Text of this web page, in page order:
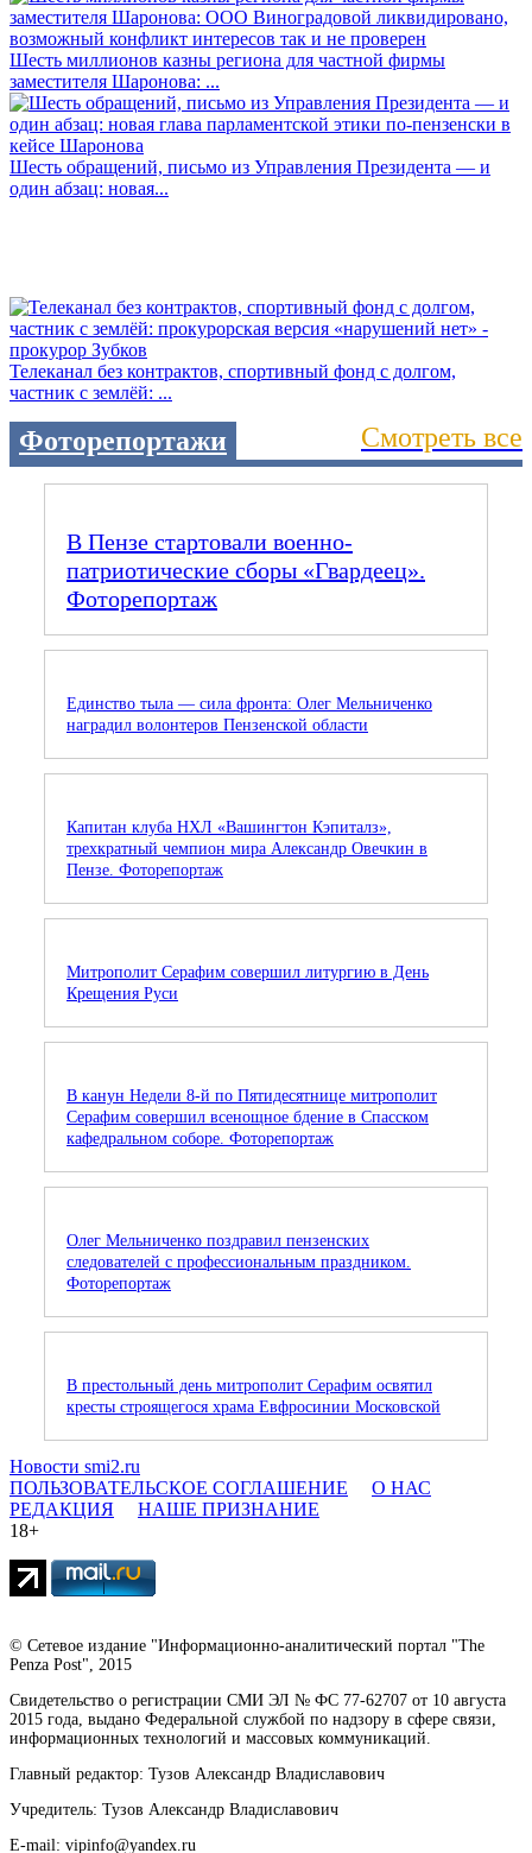
Шесть миллионов казны региона для частной фирмы
заместителя Шаронова: ...
Шесть обращений, письмо из Управления Президента — и
один абзац: новая...
Телеканал без контрактов, спортивный фонд с долгом,
частник с землёй: ...
Фоторепортажи Смотреть все
В Пензе стартовали военно-
патриотические сборы «Гвардеец».
Фоторепортаж
Единство тыла — сила фронта: Олег Мельниченко
наградил волонтеров Пензенской области
Капитан клуба НХЛ «Вашингтон Кэпиталз»,
трехкратный чемпион мира Александр Овечкин в
Пензе. Фоторепортаж
Митрополит Серафим совершил литургию в День
Крещения Руси
В канун Недели 8-й по Пятидесятнице митрополит
Серафим совершил всенощное бдение в Спасском
кафедральном соборе. Фоторепортаж
Олег Мельниченко поздравил пензенских
следователей с профессиональным праздником.
Фоторепортаж
В престольный день митрополит Серафим освятил
кресты строящегося храма Евфросинии Московской
Новости smi2.ru
ПОЛЬЗОВАТЕЛЬСКОЕ СОГЛАШЕНИЕ
О НАС
РЕДАКЦИЯ
НАШЕ ПРИЗНАНИЕ
18+
© Сетевое издание "Информационно-аналитический портал "The
Penza Post", 2015
Свидетельство о регистрации СМИ ЭЛ № ФС 77-62707 от 10 августа
2015 года, выдано Федеральной службой по надзору в сфере связи,
информационных технологий и массовых коммуникаций.
Главный редактор: Тузов Александр Владиславович
Учредитель: Тузов Александр Владиславович
E-mail: vipinfo@yandex.ru